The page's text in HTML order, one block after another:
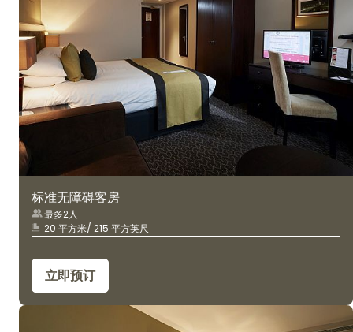
标准无障碍客房
最多2人
20 平方米/ 215 平方英尺
立即预订